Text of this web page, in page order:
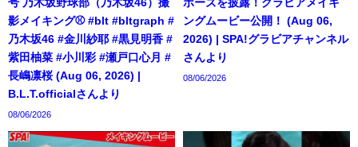
号 乃木坂野球部（乃木坂46）撮
影メイキング⚾️ #blt #bltgraph #
乃木坂46 #金川紗耶 #黒見明香 #
紫田柚菜 #小川彩 #瀬戸口心月 #
長嶋凛桜 (Aug 06, 2026) |
B.L.T.officialさんより
08/06/2026
ポーズを披露！グラビアメイキ
ングムービー公開！ (Aug 06,
2026) | SPA!グラビアチャンネル
さんより
08/06/2026